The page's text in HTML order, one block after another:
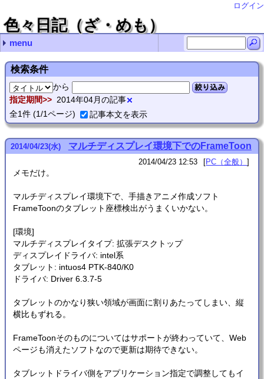
ログイン
色々日記（ざ・めも）
menu
最近の記事
NetGear A6210で5Gが繋がらないことがある
RubyのHttpClientはそろそろ捨てるべき？
Ruby XMLRPCでdokuwikiのAPIをコールするとエラー
SDHCカードは壊れる(特にRaspberryPiのものは)
ディスクのワイプあれこれ
最近のコメント
VHSデジタル化(再) url
Thunderbirdの文字化け対処法 you
ASUS Xonar U7の点滅死問題 nab
Thunderbirdの文字化け対処法 感謝！
RubyでUTF-8ファイル名＆外部コマンド実行 zetamatta
月別の記事リスト
2025年 (1)
2025年03月 (1)
2024年 (2)
2024年04月 (1)
2024年02月 (1)
2023年 (3)
2023年11月 (1)
2023年10月 (2)
2022年 (4)
2022年08月 (1)
2022年06月 (1)
2022年05月 (1)
2022年02月 (1)
2021年 (4)
2021年12月 (1)
2021年09月 (1)
2021年07月 (2)
2020年 (5)
2020年12月 (2)
2020年11月 (1)
2020年05月 (1)
2020年03月 (1)
2019年 (6)
2019年11月 (1)
2019年10月 (1)
2019年08月 (1)
2019年02月 (2)
2019年01月 (1)
2018年 (3)
2018年12月 (1)
2018年11月 (2)
2017年 (2)
2017年09月 (1)
2017年07月 (1)
2016年 (1)
2016年01月 (1)
2015年 (5)
2015年07月 (3)
2015年06月 (1)
2015年04月 (1)
2014年 (12)
2014年11月 (1)
2014年10月 (1)
2014年08月 (3)
2014年06月 (2)
2014年05月 (1)
2014年04月 (1)
2014年02月 (1)
2014年01月 (2)
2013年 (17)
2013年12月 (4)
2013年11月 (4)
2013年10月 (4)
2013年07月 (2)
2013年06月 (1)
2013年05月 (1)
2013年02月 (1)
2012年 (5)
2012年07月 (2)
2012年06月 (2)
2012年01月 (1)
2011年 (26)
2011年12月 (8)
2011年11月 (5)
2011年07月 (2)
2011年06月 (1)
2011年05月 (2)
2011年04月 (2)
2011年02月 (5)
2011年01月 (1)
2010年 (4)
2010年12月 (1)
2010年11月 (1)
2010年10月 (1)
2010年07月 (1)
2009年 (4)
2009年08月 (1)
2009年07月 (2)
2009年03月 (1)
2008年 (27)
2008年11月 (2)
2008年10月 (1)
2008年09月 (3)
2008年08月 (9)
2008年07月 (4)
2008年06月 (1)
2008年04月 (1)
2008年02月 (4)
2008年01月 (2)
2007年 (48)
2007年12月 (1)
2007年11月 (12)
2007年10月 (8)
2007年08月 (3)
2007年07月 (9)
2007年06月 (3)
2007年05月 (8)
2007年03月 (2)
2007年02月 (1)
2007年01月 (1)
2006年 (27)
2006年12月 (4)
2006年08月 (1)
2006年07月 (1)
2006年06月 (1)
2006年05月 (9)
2006年04月 (3)
2006年03月 (3)
2006年02月 (5)
2005年 (98)
2005年10月 (14)
2005年09月 (9)
2005年08月 (3)
2005年07月 (6)
2005年06月 (5)
2005年05月 (10)
2005年04月 (16)
2005年03月 (20)
2005年02月 (10)
2005年01月 (5)
2004年 (167)
2004年12月 (14)
2004年11月 (10)
2004年10月 (6)
2004年09月 (10)
2004年08月 (28)
2004年07月 (3)
2004年06月 (11)
2004年05月 (6)
2004年04月 (18)
2004年03月 (23)
2004年02月 (27)
2004年01月 (11)
2003年 (68)
2003年12月 (5)
2003年11月 (9)
2003年10月 (3)
2003年09月 (3)
2003年08月 (4)
2003年07月 (4)
2003年06月 (10)
2003年05月 (12)
2003年04月 (7)
2003年03月 (3)
2003年02月 (7)
2003年01月 (1)
2002年 (32)
2002年11月 (2)
2002年09月 (1)
2002年08月 (2)
2002年07月 (8)
2002年06月 (1)
2002年05月 (1)
2002年03月 (4)
2002年02月 (11)
2002年01月 (2)
2001年 (28)
2001年12月 (7)
2001年10月 (4)
2001年08月 (2)
2001年07月 (5)
2001年06月 (3)
2001年05月 (7)
タグPC（全般） (313)
PC（Linux） (153)
PC（プログラミング） (83)
工作 (3)
家電 (13)
その他 (6)
動画制作 (4)
お絵かき (15)
情報工学 (7)
- (1)
(none) (1)
検索条件
から 絞り込み
指定期間
2014年04月の記事
全1件 (1/1ページ) 記事本文を表示
2014/04/23(水) マルチディスプレイ環境下でのFrameToon
2014/04/23 12:53 PC（全般）
メモだけ。
マルチディスプレイ環境下で、手描きアニメ作成ソフト
FrameToonのタブレット座標検出がうまくいかない。
[環境]
マルチディスプレイタイプ: 拡張デスクトップ
ディスプレイドライバ: intel系
タブレット: intuos4 PTK-840/K0
ドライバ: Driver 6.3.7-5
タブレットのかなり狭い領域が画面に割りあたってしまい、縦
横比もずれる。
FrameToonそのものについてはサポートが終わっていて、Web
ページも消えたソフトなので更新は期待できない。
タブレットドライバ側をアプリケーション指定で調整してもイ